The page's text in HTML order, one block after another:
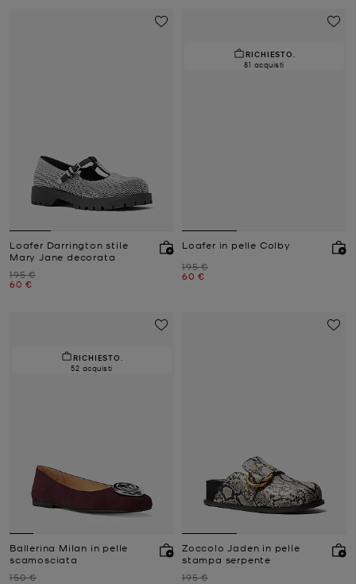
Loafer Darrington stile
Mary Jane decorata
Prezzo iniziale
195 €
Prezzo attuale
60 €
RICHIESTO.
81 acquisti
Loafer in pelle Colby
Prezzo iniziale
195 €
Prezzo attuale
60 €
RICHIESTO.
52 acquisti
Ballerina Milan in pelle
scamosciata
Prezzo iniziale
150 €
Zoccolo Jaden in pelle
stampa serpente
Prezzo iniziale
195 €